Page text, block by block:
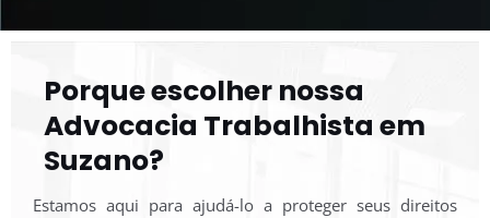
Porque escolher nossa
Advocacia Trabalhista em
Suzano?
Estamos aqui para ajudá-lo a proteger seus direitos